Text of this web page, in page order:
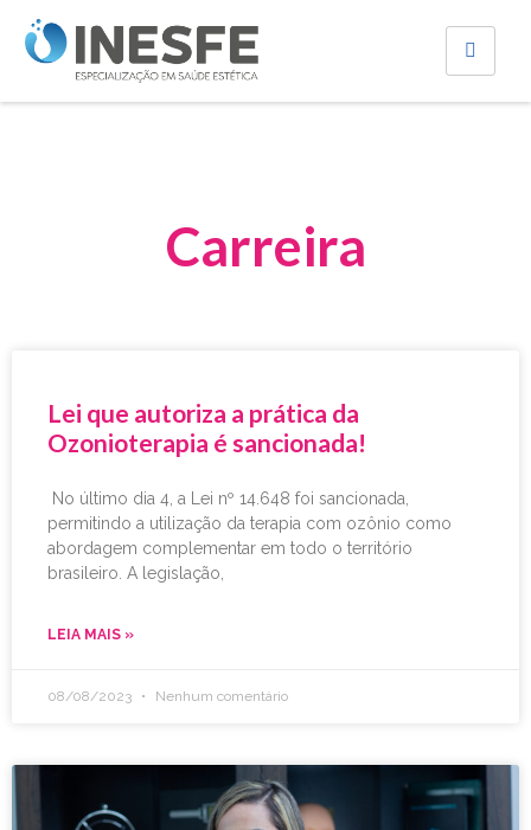
Carreira
Lei que autoriza a prática da
Ozonioterapia é sancionada!
No último dia 4, a Lei nº 14.648 foi sancionada,
permitindo a utilização da terapia com ozônio como
abordagem complementar em todo o território
brasileiro. A legislação,
LEIA MAIS »
08/08/2023 Nenhum comentário